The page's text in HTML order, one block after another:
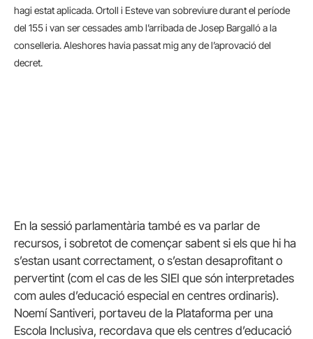
hagi estat aplicada. Ortoll i Esteve van sobreviure durant el període
del 155 i van ser cessades amb l’arribada de Josep Bargalló a la
conselleria. Aleshores havia passat mig any de l’aprovació del
decret.
En la sessió parlamentària també es va parlar de
recursos, i sobretot de començar sabent si els que hi ha
s’estan usant correctament, o s’estan desaprofitant o
pervertint (com el cas de les SIEI que són interpretades
com aules d’educació especial en centres ordinaris).
Noemí Santiveri, portaveu de la Plataforma per una
Escola Inclusiva, recordava que els centres d’educació